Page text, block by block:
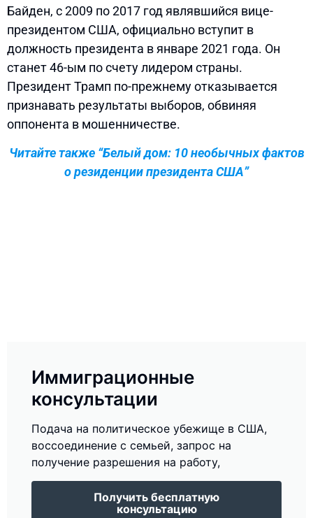
Байден, с 2009 по 2017 год являвшийся вице-
президентом США, официально вступит в
должность президента в январе 2021 года. Он
станет 46-ым по счету лидером страны.
Президент Трамп по-прежнему отказывается
признавать результаты выборов, обвиняя
оппонента в мошенничестве.
Читайте также “Белый дом: 10 необычных фактов
о резиденции президента США”
Иммиграционные
консультации
Подача на политическое убежище в США,
воссоединение с семьей, запрос на
получение разрешения на работу,
Получить бесплатную
консультацию